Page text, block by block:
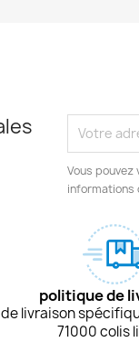
Vous
informations
politique de
de livraison
71000 colis